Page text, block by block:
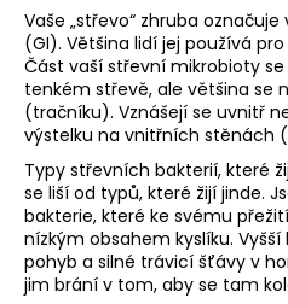
Vaše „střevo“ zhruba
(GI). Většina lidí jej používá
Část vaší střevní mikrobioty
tenkém střevě, ale většina se
(tračníku). Vznášejí se uvnitř
výstelku na vnitřních stěnách
Typy střevních bakterií, které
se liší od typů, které žijí jinde.
bakterie, které ke svému
nízkým obsahem kyslíku.
pohyb a silné trávicí šťávy v
jim brání v tom, aby se tam